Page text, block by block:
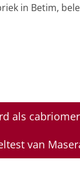
in Betim,
als
van